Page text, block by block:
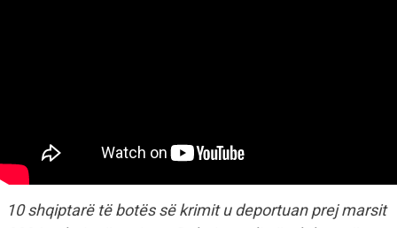
10 shqiptarë të botës së krimit u deportuan prej marsit